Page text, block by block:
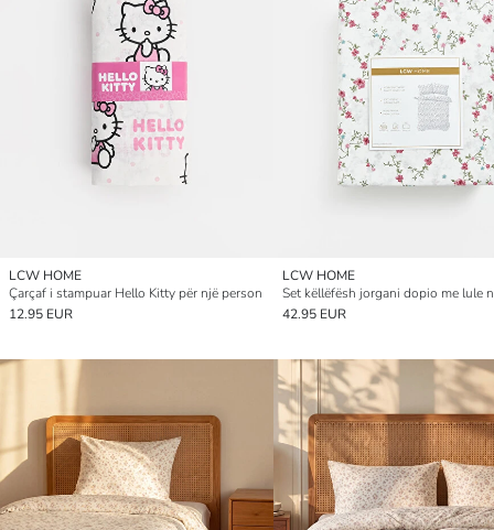
LCW HOME
Çarçaf i stampuar Hello Kitty për një person
12.95 EUR
LCW HOME
42.95 EUR